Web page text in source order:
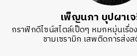
เพ็ญนภา บุปผาเ
กราฟิกดีไซน์สไตล์เป็ดๆ หมกหมุ่นเรื่
ชามเซรามิก เสพติดการส่ง